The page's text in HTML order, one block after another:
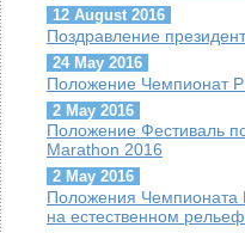
12 August 2016
Поздравление
24 May 2016
Положение Чемпионат
2 May 2016
Положение Фестиваль
Marathon 2016
2 May 2016
Положения Чемпионата
на естественном